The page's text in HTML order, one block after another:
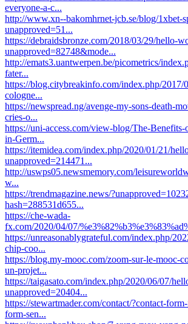
everyone-a-c...
http://www.xn--bakomhrnet-jcb.se/blog/1xbet-
unapproved=51...
https://debraidsbronze.com/2018/03/29/hello-
unapproved=82748&mode...
http://emats3.uantwerpen.be/picometrics/
fater...
https://blog.citybreakinfo.com/index.php/2017/
cologne...
https://newspread.ng/avenge-my-sons-death-
cries-o...
https://uni-access.com/view-blog/The-
in-Germ...
https://itemidea.com/index.php/2020/01/21/
unapproved=214471...
http://uswps05.newsmemory.com/
w...
https://trendmagazine.news/
hash=288531d655...
https://che-wada-
fx.com/2020/04/07/
https://unreasonablygrateful.com/index.php/
chip-coo...
https://blog.my-mooc.com/zoom-sur-le-mooc-
un-projet...
https://taigasato.com/index.php/2020/06/07/
unapproved=20404...
https://stewartmader.com/contact/?contact-
form-sen...